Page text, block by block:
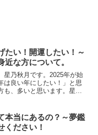
たい！開運したい！～
近な方について。
星乃秋月です。2025年が始
は良い年にしたい！」と思
も、多いと思います。星乃
お伝えしております。「水
メイド」...
本当にあるの？～夢鑑
ください！